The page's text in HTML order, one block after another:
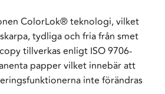
ColorLok® teknologi, vilket
tydliga och fria från smet
tillverkas enligt ISO 9706-
papper vilket innebär att
inte förändras